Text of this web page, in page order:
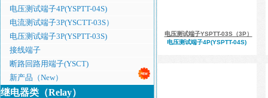
电压测试端子4P(YSPTT-04S)
电流测试端子3P(YSCTT-03S）
电压测试端子3P(YSPTT-03S)
接线端子
断路回路用端子(YSCT)
新产品（New）
继电器类（Relay）
电压测试端子YSPTT-03S（3P）
电压测试端子4P(YSPTT-04S)